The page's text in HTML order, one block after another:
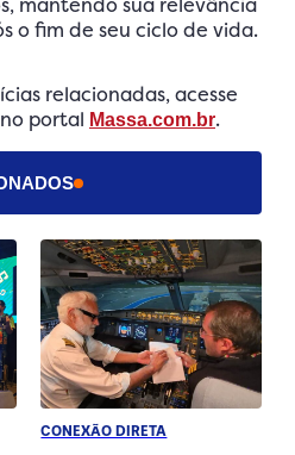
o fim de seu ciclo de vida.
relacionadas, acesse
portal Massa.com.br.
CONEXÃO DIRETA